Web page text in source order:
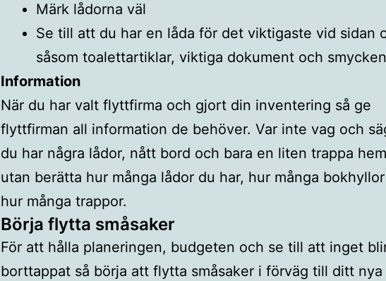
Märk lådorna väl
Se till att du har en låda för det viktigaste vid sidan
såsom toalettartiklar, viktiga dokument och smycken
Information
När du har valt flyttfirma och gjort din inventering så ge
flyttfirman all information de behöver. Var inte vag och
du har några lådor, nått bord och bara en liten trappa
utan berätta hur många lådor du har, hur många
hur många trappor.
Börja flytta småsaker
För att hålla planeringen, budgeten och se till att inget
borttappat så börja att flytta småsaker i förväg till ditt nya